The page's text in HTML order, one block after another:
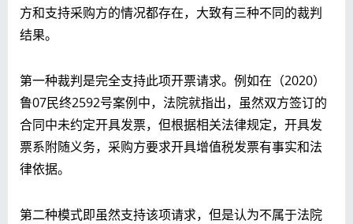
方和支持采购方的情况都存在，大致有三种不同的裁判
结果。
第一种裁判是完全支持此项开票请求。例如在（2020）
鲁07民终2592号案例中，法院就指出，虽然双方签订的
合同中未约定开具发票，但根据相关法律规定，开具发
票系附随义务，采购方要求开具增值税发票有事实和法
律依据。
第二种模式即虽然支持该项请求，但是认为不属于法院